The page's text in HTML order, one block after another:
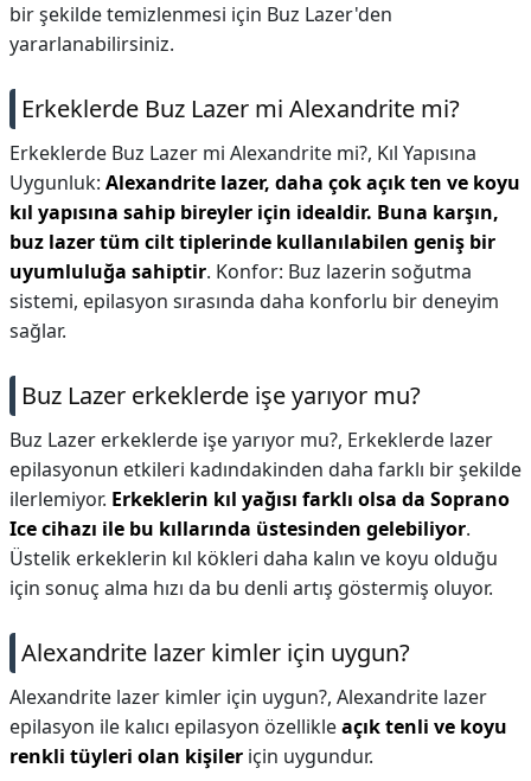
bir şekilde temizlenmesi için Buz Lazer'den
yararlanabilirsiniz.
Erkeklerde Buz Lazer mi Alexandrite mi?
Erkeklerde Buz Lazer mi Alexandrite mi?, Kıl Yapısına
Uygunluk: Alexandrite lazer, daha çok açık ten ve koyu
kıl yapısına sahip bireyler için idealdir. Buna karşın,
buz lazer tüm cilt tiplerinde kullanılabilen geniş bir
uyumluluğa sahiptir. Konfor: Buz lazerin soğutma
sistemi, epilasyon sırasında daha konforlu bir deneyim
sağlar.
Buz Lazer erkeklerde işe yarıyor mu?
Buz Lazer erkeklerde işe yarıyor mu?, Erkeklerde lazer
epilasyonun etkileri kadındakinden daha farklı bir şekilde
ilerlemiyor. Erkeklerin kıl yağısı farklı olsa da Soprano
Ice cihazı ile bu kıllarında üstesinden gelebiliyor.
Üstelik erkeklerin kıl kökleri daha kalın ve koyu olduğu
için sonuç alma hızı da bu denli artış göstermiş oluyor.
Alexandrite lazer kimler için uygun?
Alexandrite lazer kimler için uygun?, Alexandrite lazer
epilasyon ile kalıcı epilasyon özellikleaçık tenli ve koyu
renkli tüyleri olan kişiler için uygundur.